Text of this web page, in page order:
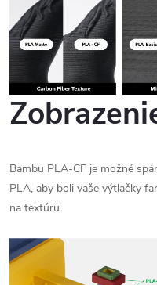
Bambu PLA-CF je možné
PLA, aby boli vaše výtlačky
na textúru.